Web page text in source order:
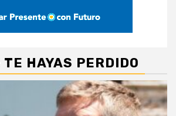
TE HAYAS PERDIDO